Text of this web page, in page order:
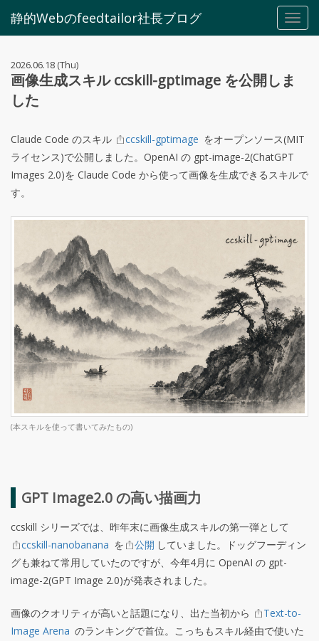
静的Webのfeedtailor社長ブログ
2026.06.18 (Thu)
画像生成スキル ccskill-gptimage を公開しま
した
Claude Code のスキル ccskill-gptimage をオープンソース(MIT
ライセンス)で公開しました。OpenAI の gpt-image-2(ChatGPT
Images 2.0)を Claude Code から使って画像を生成できるスキルで
す。
(本スキルを使って書いてみたもの)
GPT Image2.0 の高い描画力
ccskill シリーズでは、昨年末に画像生成スキルの第一弾として
ccskill-nanobanana を 公開 していました。ドッグフーディン
グも兼ねて常用していたのですが、今年4月に OpenAI の gpt-
image-2(GPT Image 2.0)が発表されました。
画像のクオリティが高いと話題になり、出た当初から
Text-to-
Image Arena のランキングで首位。こっちもスキル経由で使いた